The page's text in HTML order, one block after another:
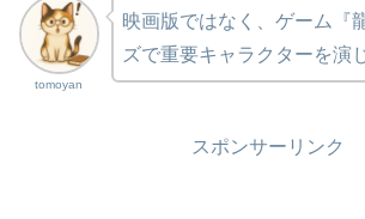
tomoyan
映画版ではなく、ゲーム『
ズで重要キャラクターを演
スポンサーリンク